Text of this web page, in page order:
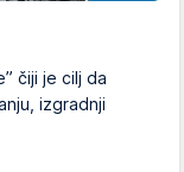
čiji je cilj da
izgradnji